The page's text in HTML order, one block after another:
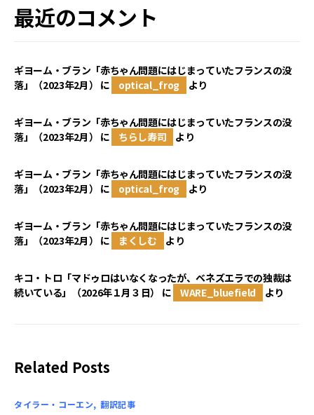
最近のコメント
ギヨーム・ブラン「赤ちゃん問題にはじまっていたフランスの没
落」（2023年2月） に optical_frog より
ギヨーム・ブラン「赤ちゃん問題にはじまっていたフランスの没
落」（2023年2月） に ちらし寿司 より
ギヨーム・ブラン「赤ちゃん問題にはじまっていたフランスの没
落」（2023年2月） に optical_frog より
ギヨーム・ブラン「赤ちゃん問題にはじまっていたフランスの没
落」（2023年2月） に まくしむ より
キコ・トロ「マドゥロはいなくなったが、ベネズエラでの独裁は
続いている」（2026年１月３日）
に WARE_bluefield より
Related Posts
タイラー・コーエン 翻訳記事